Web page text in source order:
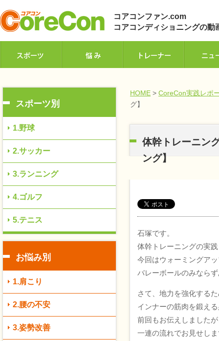
コアコンファン.com
コアコンディショニングの
スポーツ別
1.野球
2.サッカー
3.ランニング
4.ゴルフ
5.テニス
お悩み別
1.肩こり
2.腰の不安
3.姿勢改善
HOME > CoreCon実践レポ
グ】
体幹トレーニン
ング】
石塚です。
体幹トレーニングの実
今回はウォーミングア
バレーボールのみなら
さて、地力を強化する
インナーの筋肉を鍛え
前回もお伝えしました
一連の流れでお見せし